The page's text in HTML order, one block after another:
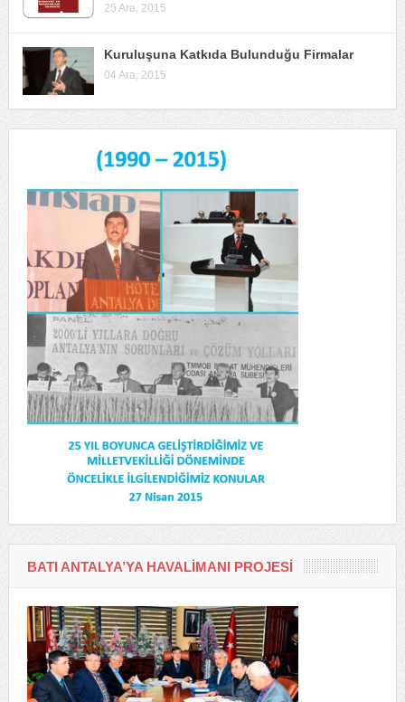
25 Ara, 2015
Kuruluşuna Katkıda Bulunduğu Firmalar
04 Ara, 2015
BATI ANTALYA’YA HAVALIMANI PROJESI